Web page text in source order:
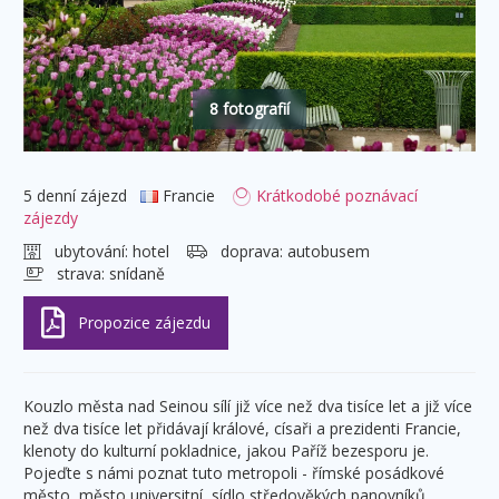
8 fotografií
5 denní zájezd Francie
Krátkodobé poznávací
zájezdy
ubytování: hotel doprava: autobusem
strava: snídaně
Kouzlo města nad Seinou sílí již více než dva tisíce let a již více
než dva tisíce let přidávají králové, císaři a prezidenti Francie,
klenoty do kulturní pokladnice, jakou Paříž bezesporu je.
Pojeďte s námi poznat tuto metropoli - římské posádkové